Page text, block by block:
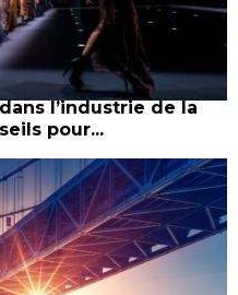
l’industrie de la
pour...